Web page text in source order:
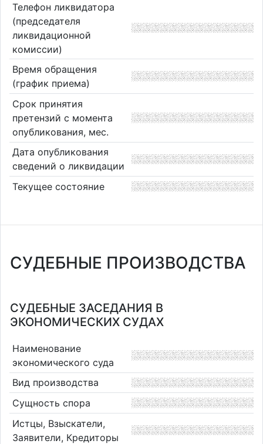
Телефон ликвидатора
(председателя
ликвидационной
комиссии)
Время обращения
(график приема)
Срок принятия
претензий с момента
опубликования, мес.
Дата опубликования
сведений о ликвидации
Текущее состояние
СУДЕБНЫЕ ПРОИЗВОДСТВА
СУДЕБНЫЕ ЗАСЕДАНИЯ В
ЭКОНОМИЧЕСКИХ СУДАХ
Наименование
экономического суда
Вид производства
Сущность спора
Истцы, Взыскатели,
Заявители, Кредиторы